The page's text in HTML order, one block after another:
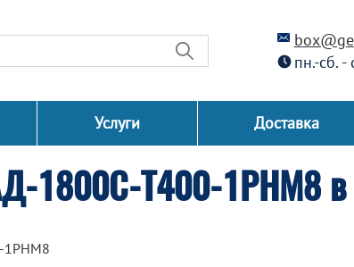
пн.-сб.
Услуги Доставка
1800С-Т400-1РНМ8 в
1РНМ8